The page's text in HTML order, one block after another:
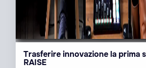
Trasferire innovazione la prima
RAISE